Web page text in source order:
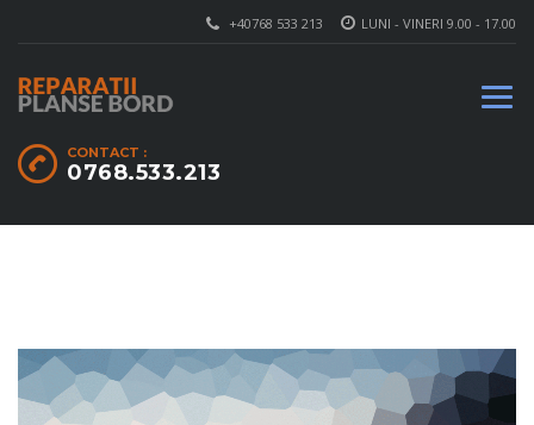
LUNI - VINERI 9.00 - 17.00
+40768 533 213
CONTACT :
0768.533.213